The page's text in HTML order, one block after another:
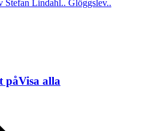
Stefan Lindahl.. Glöggslev..
påVisa alla